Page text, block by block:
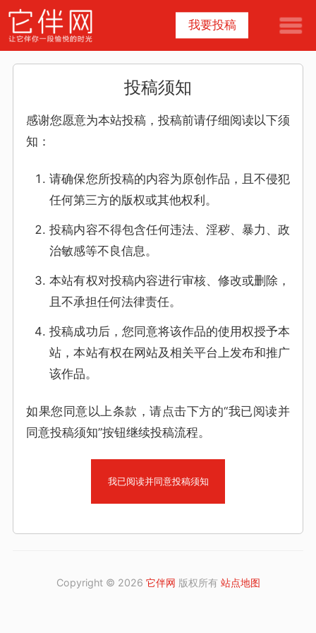
我要投稿
投稿须知
感谢您愿意为本站投稿，投稿前请仔细阅读以下须
知：
请确保您所投稿的内容为原创作品，且不侵犯
任何第三方的版权或其他权利。
投稿内容不得包含任何违法、淫秽、暴力、政
治敏感等不良信息。
本站有权对投稿内容进行审核、修改或删除，
且不承担任何法律责任。
投稿成功后，您同意将该作品的使用权授予本
站，本站有权在网站及相关平台上发布和推广
该作品。
如果您同意以上条款，请点击下方的“我已阅读并
同意投稿须知”按钮继续投稿流程。
我已阅读并同意投稿须知
Copyright © 2026 它伴网 版权所有 站点地图